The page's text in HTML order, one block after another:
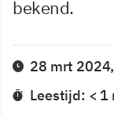
bekend.
28 mrt
Leestijd: < 1